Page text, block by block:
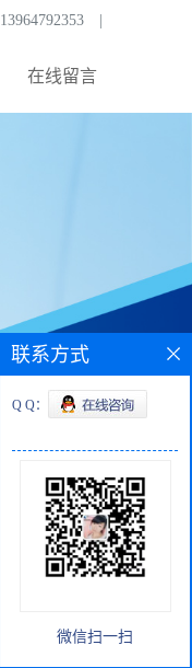
13964792353
在线留言
联系方式
Q Q：
微信扫一扫